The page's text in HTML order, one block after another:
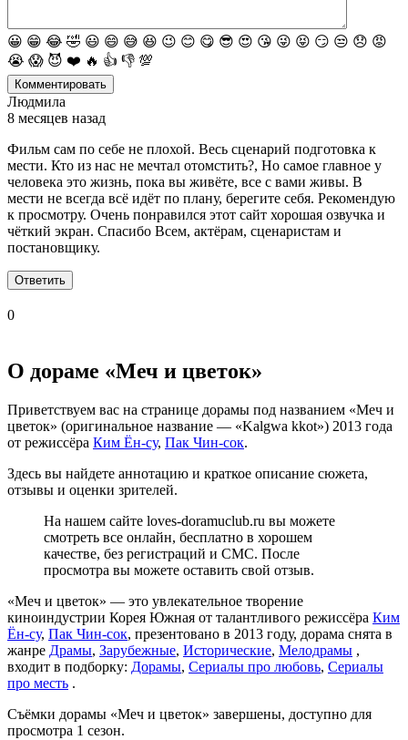
😀 😁 😂 🤣 😃 😄 😅 😆 😉 😊 😋 😎 😍 😘 😜 😝 😏 😒 😞 😡
😭 😱 😈 ❤️ 🔥 👍 👎 💯
Комментировать
Людмила
8 месяцев назад
Фильм сам по себе не плохой. Весь сценарий подготовка к
мести. Кто из нас не мечтал отомстить?, Но самое главное у
человека это жизнь, пока вы живёте, все с вами живы. В
мести не всегда всё идёт по плану, берегите себя. Рекомендую
к просмотру. Очень понравился этот сайт хорошая озвучка и
чёткий экран. Спасибо Всем, актёрам, сценаристам и
постановщику.
Ответить
0
О дораме «Меч и цветок»
Приветствуем вас на странице дорамы под названием «Меч и
цветок» (оригинальное название — «Kalgwa kkot») 2013 года
от режиссёра Ким Ён-су, Пак Чин-сок.
Здесь вы найдете аннотацию и краткое описание сюжета,
отзывы и оценки зрителей.
На нашем сайте loves-doramuclub.ru вы можете
смотреть все онлайн, бесплатно в хорошем
качестве, без регистраций и СМС. После
просмотра вы можете оставить свой отзыв.
«Меч и цветок» — это увлекательное творение
киноиндустрии Корея Южная от талантливого режиссёра Ким
Ён-су, Пак Чин-сок, презентовано в 2013 году, дорама снята в
жанре Драмы, Зарубежные, Исторические, Мелодрамы ,
входит в подборку: Дорамы, Сериалы про любовь, Сериалы
про месть .
Съёмки дорамы «Меч и цветок» завершены, доступно для
просмотра 1 сезон.